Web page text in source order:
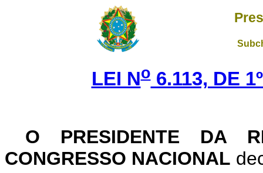
LEI No6.113, DE
O PRESIDENTE DA
CONGRESSO NACIONAL